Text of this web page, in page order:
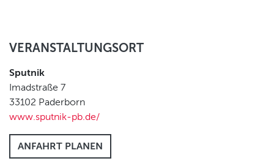
VERANSTALTUNGSORT
Sputnik
Imadstraße 7
33102 Paderborn
www.sputnik-pb.de/
ANFAHRT PLANEN